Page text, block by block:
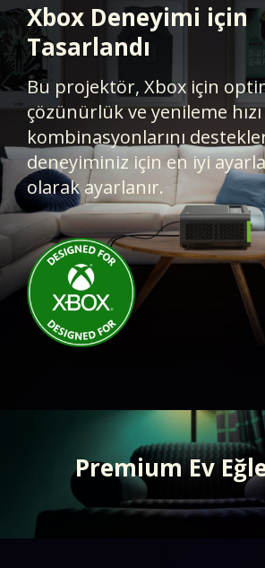
Xbox Deneyimi için
Tasarlandı​
Bu projektör, Xbox için
çözünürlük ve yenileme hızı
kombinasyonlarını
deneyiminiz için en iyi
olarak ayarlanır.
Premium Ev